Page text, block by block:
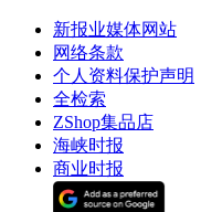
新报业媒体网站
网络条款
个人资料保护声明
全检索
ZShop集品店
海峡时报
商业时报